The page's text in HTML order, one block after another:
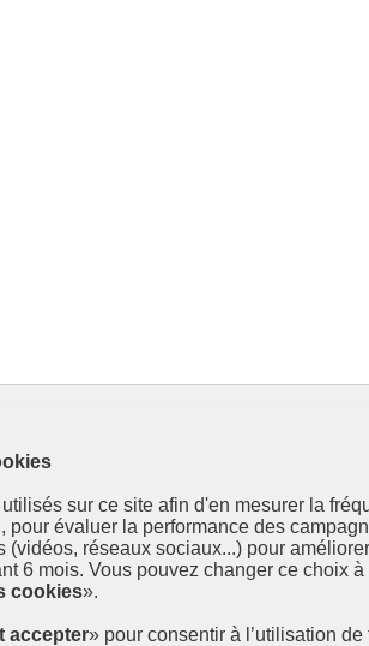
sur ce site afin d'en mesurer la
pour évaluer la performance des
(vidéos, réseaux sociaux...) pour
6 mois. Vous pouvez changer ce choix
cookies».
accepter» pour consentir à l’utilisation